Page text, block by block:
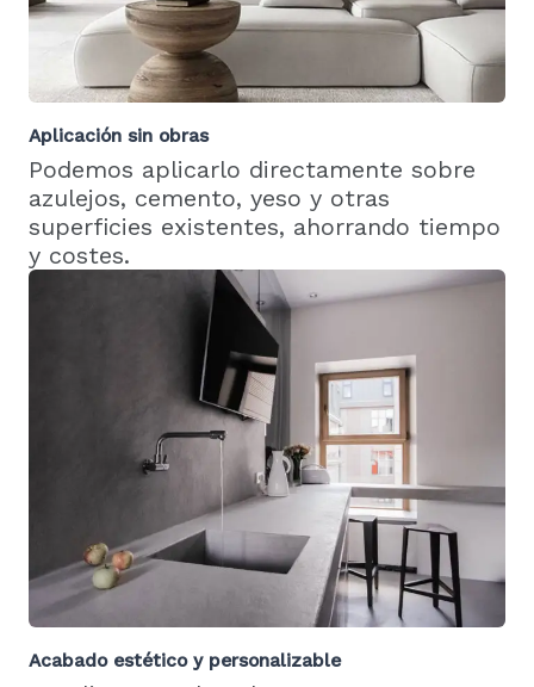
Aplicación sin obras
Podemos aplicarlo directamente sobre
azulejos, cemento, yeso y otras
superficies existentes, ahorrando tiempo
y costes.
Acabado estético y personalizable